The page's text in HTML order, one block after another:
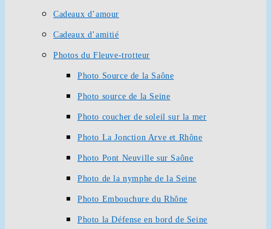
Cadeaux d’amour
Cadeaux d’amitié
Photos du Fleuve-trotteur
Photo Source de la Saône
Photo source de la Seine
Photo coucher de soleil sur la mer
Photo La Jonction Arve et Rhône
Photo Pont Neuville sur Saône
Photo de la nymphe de la Seine
Photo Embouchure du Rhône
Photo la Défense en bord de Seine